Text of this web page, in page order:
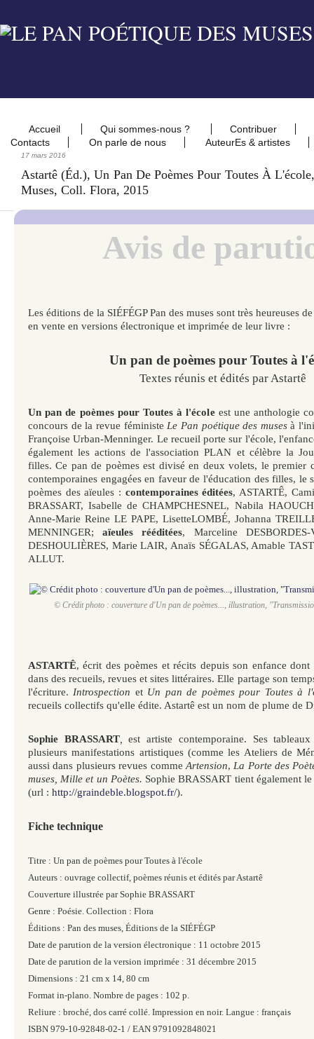
Accueil Qui sommes-nous ?
Contribuer
Contacts
On parle de nous AuteurEs & artistes
17 mars 2016
Astartê (éd.), Un Pan De Poèmes Pour Toutes À
Muses, Coll. Flora, 2015
Avis de
Les éditions de la SIÉFÉGP Pan des muses sont très heureuses
en vente en versions électronique et imprimée de leur livre :
Un pan de poèmes pour Toutes à
Textes réunis et édités par Astartê
Un pan de poèmes pour Toutes à l'école est une anthologie
concours de la revue féministeLe Pan poétique des musesà
Françoise Urban-Menninger. Le recueil porte sur l'école,
également les actions de l'association PLAN et célèbre la
filles. Ce pan de poèmes est divisé en deux volets, le premier
contemporaines engagées en faveur de l'éducation des filles, le
poèmes des aïeules : contemporaines éditées, ASTARTÊ,
BRASSART, Isabelle de CHAMPCHESNEL, Nabila
Anne-Marie Reine LE PAPE, LisetteLOMBÉ, Johanna
MENNINGER;aïeules rééditées, Marceline
DESHOULIÈRES, Marie LAIR, Anaïs SÉGALAS, Amable
ALLUT.
© Crédit photo : couverture d'Un pan de poèmes..., illustration,
ASTARTÊ, écrit des poèmes et récits depuis son enfance
dans des recueils, revues et sites littéraires. Elle partage son
l'écriture. Introspection et Un pan de poèmes pour Toutes à
recueils collectifs qu'elle édite. Astartê est un nom de plume de
Sophie BRASSART,est artiste contemporaine. Ses
plusieurs manifestations artistiques (comme les Ateliers de
aussi dans plusieurs revues comme Artension, La Porte des
muses, Mille et un Poètes. Sophie BRASSART tient également
(url : http://graindeble.blogspot.fr/).
Fiche technique
Titre : Un pan de poèmes pour Toutes à l'école
Auteurs : ouvrage collectif, poèmes réunis et édités par Astartê
Couverture illustrée par Sophie BRASSART
Genre : Poésie. Collection : Flora
Éditions : Pan des muses, Éditions de la SIÉFÉGP
Date de parution de la version électronique : 11 octobre 2015
Date de parution de la version imprimée : 31 décembre 2015
Dimensions : 21 cm x 14, 80 cm
Format in-plano. Nombre de pages : 102 p.
Reliure : broché, dos carré collé. Impression en noir. Langue : français
ISBN 979-10-92848-02-1 / EAN 9791092848021